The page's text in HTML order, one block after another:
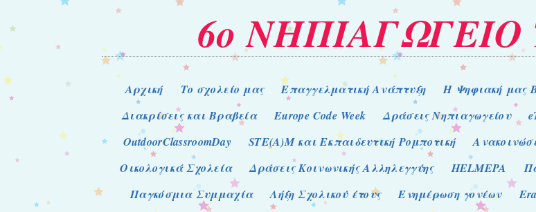
6ο
Μενού
Μετάβαση στο περιεχόμενο
Αρχική Το σχολείο μας Επαγγελματική Ανάπτυξη Η Ψηφιακή μας
Διακρίσεις και Βραβεία
Europe Code Week Δράσεις Νηπιαγωγείου
OutdoorClassroomDay
STE(A)M και Εκπαιδευτική Ρομποτική
Οικολογικά Σχολεία
Δράσεις Κοινωνικής Αλληλεγγύης HELMEPA
Παγκόσμια Συμμαχία
Λήξη Σχολικού έτους Ενημέρωση γονέων